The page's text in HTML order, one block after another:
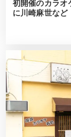
初開催のカラオ
に川崎麻世など